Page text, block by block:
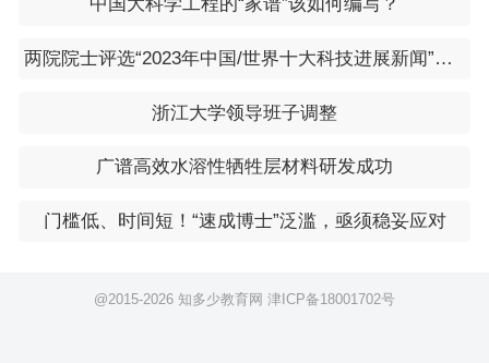
中国大科学工程的“家谱”该如何编写？
两院院士评选“2023年中国/世界十大科技进展新闻”将于1月11日发布
浙江大学领导班子调整
广谱高效水溶性牺牲层材料研发成功
门槛低、时间短！“速成博士”泛滥，亟须稳妥应对
@2015-2026 知多少教育网 津ICP备18001702号